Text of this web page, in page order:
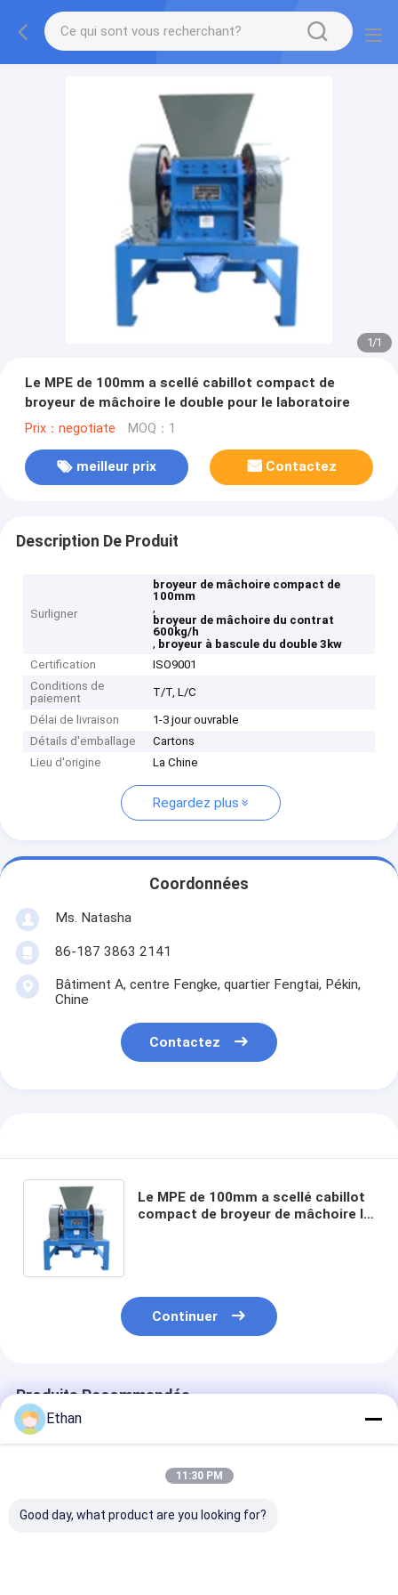
1/1
Le MPE de 100mm a scellé cabillot compact de
broyeur de mâchoire le double pour le laboratoire
Prix：negotiate MOQ：1
meilleur prix Contactez
Description De Produit
Surligner
broyeur de mâchoire compact de
100mm
,
broyeur de mâchoire du contrat
600kg/h
, broyeur à bascule du double 3kw
Certification
ISO9001
Conditions de
paiement
T/T, L/C
Délai de livraison
1-3 jour ouvrable
Détails d'emballage
Cartons
Lieu d'origine
La Chine
Regardez plus
Coordonnées
Ms. Natasha
86-187 3863 2141
Bâtiment A, centre Fengke, quartier Fengtai, Pékin,
Chine
Contactez
Le MPE de 100mm a scellé cabillot
compact de broyeur de mâchoire le
Continuer
Produits Recommandés
Ethan
11:30 PM
Good day, what product are you looking for?